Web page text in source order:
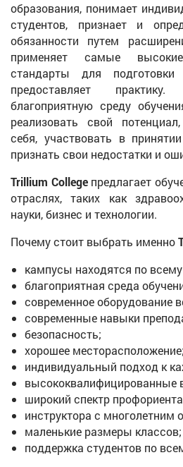
образования, понимает
студентов, признает и
обязанности путем
применяет самые
стандарты для
предоставляет
благоприятную среду
реализовать свой
себя, участвовать в
признать свои недостатки и
Trillium Collegeпредлагает
отраслях, таких как
науки, бизнес и технологии.
Почему стоит выбрать именно
кампусы находятся по
благоприятная среда
современное оборудование
современные навыки
безопасность;
хорошее месторасположение;
индивидуальный подход к
высококвалифицированные
широкий спектр
инструктора с многолетним
маленькие размеры классов;
поддержка студентов по